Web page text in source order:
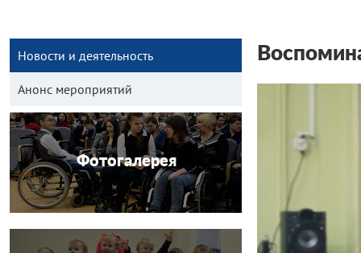
Новости и деятельность
Анонс мероприятий
Фотогалерея